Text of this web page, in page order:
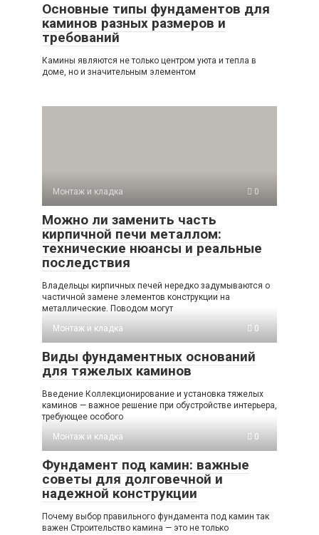
Основные типы фундаментов для
каминов разных размеров и
требований
Камины являются не только центром уюта и тепла в
доме, но и значительным элементом
Монтаж и кладка 0
Можно ли заменить часть
кирпичной печи металлом:
технические нюансы и реальные
последствия
Владельцы кирпичных печей нередко задумываются о
частичной замене элементов конструкции на
металлические. Поводом могут
Монтаж и кладка
0
Виды фундаментных оснований
для тяжелых каминов
Введение Коллекционирование и установка тяжелых
каминов — важное решение при обустройстве интерьера,
требующее особого
Монтаж и кладка
0
Фундамент под камин: важные
советы для долговечной и
надежной конструкции
Почему выбор правильного фундамента под камин так
важен Строительство камина — это не только